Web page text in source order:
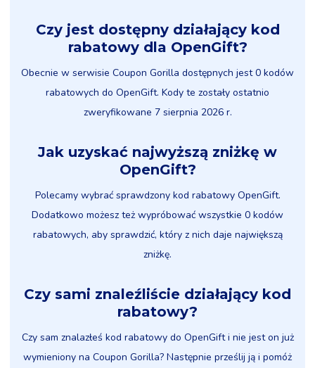
Czy jest dostępny działający kod
rabatowy dla OpenGift?
Obecnie w serwisie Coupon Gorilla dostępnych jest 0 kodów
rabatowych do OpenGift. Kody te zostały ostatnio
zweryfikowane 7 sierpnia 2026 r.
Jak uzyskać najwyższą zniżkę w
OpenGift?
Polecamy wybrać sprawdzony kod rabatowy OpenGift.
Dodatkowo możesz też wypróbować wszystkie 0 kodów
rabatowych, aby sprawdzić, który z nich daje największą
zniżkę.
Czy sami znaleźliście działający kod
rabatowy?
Czy sam znalazłeś kod rabatowy do OpenGift i nie jest on już
wymieniony na Coupon Gorilla? Następnie prześlij ją i pomóż